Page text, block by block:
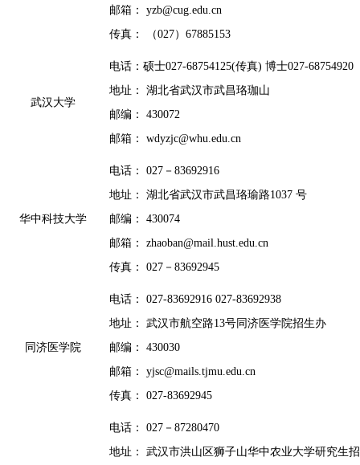
邮箱： yzb@cug.edu.cn
传真： （027）67885153
武汉大学
电话：硕士027-68754125(传真) 博士027-68754920
地址： 湖北省武汉市武昌珞珈山
邮编： 430072
邮箱： wdyzjc@whu.edu.cn
华中科技大学
电话： 027－83692916
地址： 湖北省武汉市武昌珞瑜路1037 号
邮编： 430074
邮箱： zhaoban@mail.hust.edu.cn
传真： 027－83692945
同济医学院
电话： 027-83692916 027-83692938
地址： 武汉市航空路13号同济医学院招生办
邮编： 430030
邮箱： yjsc@mails.tjmu.edu.cn
传真： 027-83692945
电话： 027－87280470
地址： 武汉市洪山区狮子山华中农业大学研究生